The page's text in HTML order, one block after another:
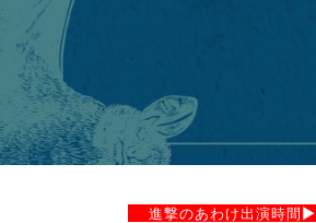
進撃のあわけ出演時間